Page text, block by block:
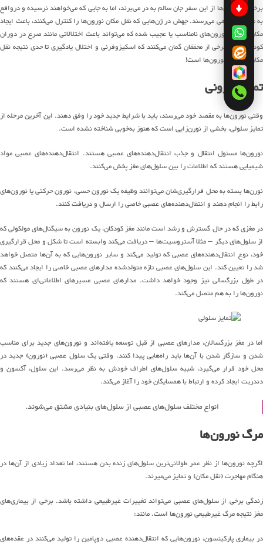
برخی ازنورونهااز این سفر جان سالم به درمیبرند، اما به جاییکه می‌خواهند نرسیده و درواقع
به مکان اشتباهی می‌رسند.جهش درژنهاییکهنقل مکان نورون‌هارا کنترلمیکنند،باعث ایجاد
مکان‌هاییاز نورونهاینامناسب یا عجیبشدهکهمیتواندباعث اختلالاتیمانند صرعدردوران
کودکی شود
برخی از محققان گمانمیکنندکه اسکیزوفرنی و اختلال یادگیری تا حدی نتیجهنقل
مکان اشتباره
نورونهااست!
تمایز نورونی
وقتینورون‌هابه مقصدخودمیرسند، بایدبا شرایط جدید خود را وفق دهند. این آخرین مرحلهاز
تمایزسلولی، بخشی ازنورن‌زاییاست کههنوزبهخوبیشناخته نشده است.
نورونهامسئول انتقال و جذب انتقالدهندههای عصبیهستند. انتقال‌دهنده‌های عصبی مواد
شیمیایی هستند که اطلاعات را بینسلولهایمغزپخشمیکنند.
نورن‌هابسته به محل قرارگیری‌شانمیتوانندوظیفهیکنورون حسی، نورون حرکتی یانورون‌های
رابطرا انجام دهندوانتقالدهندههای عصبی خاصی را ارسال و دریافتکنند.
در مغزی کهدر حالگسترش و رشد استمانند مغز کودکان،یک نورون بهسیگنالهایمولکولیکه
ازسلولهایدیگر–مثلاآستروسیتها–دریافت می‌کندوابسته است تا شکل و محلقرارگیری
خود، نوع انتقال‌دهنده‌های عصبیکه تولید میکندو سایر نورونهایی که به آن‌ها متصل خواهد
شد را تعیین کند. اینسلولهایعصبیتازهمتولدشدهمدارهای عصبیخاصی را ایجادمیکنندکه
در طول بزرگسالینیز وجود خواهد داشت. مدارهای عصبی مسیرهای اطلاعاتی‌ای هستند که
نورون‌هارا بههممتصلمیکند.
اما در مغز بزرگسالان، مدارهای عصبی از قبل توسعهیافتهاند ونورونهای جدیدبرای مناسب
شدن و سازگار شدن با آن‌ها باید راه‌هاییپیدا کنند. وقتی یکسلول عصبی(نورون) جدیددر
محل خود قرار می‌گیرد، شبیهسلولهای اطرافخودش به نظر میرسد. این سلول،آکسون و
دندریت ایجادکردهو ارتباط با همسایگان خود را آغازمیکند.
انواع مختلفسلولهایعصبیاز سلول‌های بنیادی مشتق می‌شوند.
مرگنورون‌ها
اگرچهنورونها از نظر عمرطولانیترینسلولهایزنده بدن هستند، اما تعداد زیادی ازآنهادر
هنگام مهاجرت(نقل مکان) و تمایزمیمیرند.
زندگی برخی ازسلولهایعصبی میتواندتغییراتغیرطبیعی داشته باشد.برخی ازبیماریهای
مغز نتیجه مرگ غیرطبیعینورونهااست.مانند:
در بیماری پارکینسون،نورونهاییکه انتقالدهندهعصبی دوپامین را تولیدمیکننددرعقده‌های